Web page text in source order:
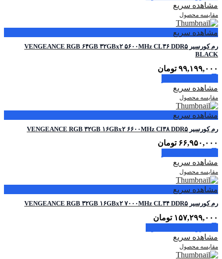
مشاهده سریع
مقایسه محصول
مشاهده سریع
رم کورسیر VENGEANCE RGB ۶۴GB ۳۲GBx۲ ۵۶۰۰MHz CL۳۶ DDR۵
BLACK
۹۹,۱۹۹,۰۰۰ تومان
مشاهده سریع
مقایسه محصول
مشاهده سریع
رم کورسیر VENGEANCE RGB ۳۲GB ۱۶GBx۲ ۶۶۰۰MHz Cl۳۸ DDR۵
۶۶,۹۵۰,۰۰۰ تومان
مشاهده سریع
مقایسه محصول
مشاهده سریع
رم کورسیر VENGEANCE RGB ۳۲GB ۱۶GBx۲ ۷۰۰۰MHz CL۳۴ DDR۵
۱۵۷,۲۹۹,۰۰۰ تومان
مشاهده سریع
مقایسه محصول